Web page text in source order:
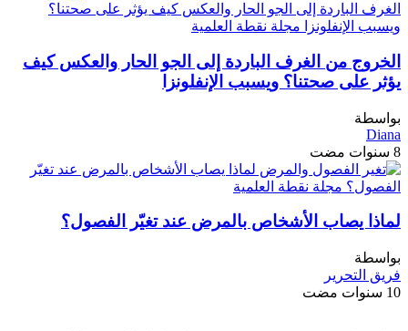
الخروج من الغرف الباردة إلى الجو الحار والعكس كيف
يؤثر على صحتنا؟ ويسبب الإنفلونزا
بواسطة
Diana
8 سنوات مضت
لماذا يصاب الأشخاص بالمرض عند تغيّر الفصول؟
بواسطة
فريق التحرير
10 سنوات مضت